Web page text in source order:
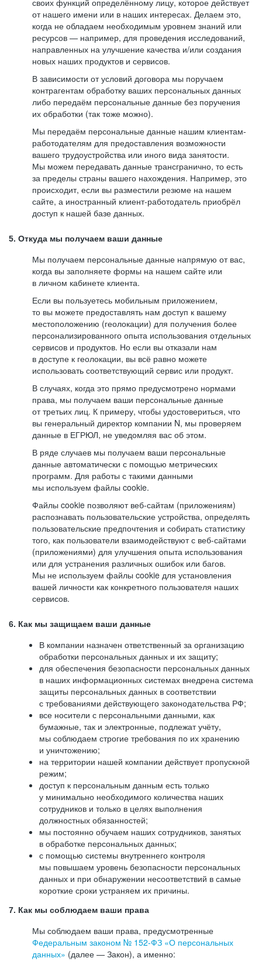
своих функций определённому лицу, которое действует
от нашего имени или в наших интересах. Делаем это,
когда не обладаем необходимым уровнем знаний или
ресурсов — например, для проведения исследований,
направленных на улучшение качества и/или создания
новых наших продуктов и сервисов.
В зависимости от условий договора мы поручаем
контрагентам обработку ваших персональных данных
либо передаём персональные данные без поручения
их обработки (так тоже можно).
Мы передаём персональные данные нашим клиентам-
работодателям для предоставления возможности
вашего трудоустройства или иного вида занятости.
Мы можем передавать данные трансгранично, то есть
за пределы страны вашего нахождения. Например, это
происходит, если вы разместили резюме на нашем
сайте, а иностранный клиент-работодатель приобрёл
доступ к нашей базе данных.
5. Откуда мы получаем ваши данные
Мы получаем персональные данные напрямую от вас,
когда вы заполняете формы на нашем сайте или
в личном кабинете клиента.
Если вы пользуетесь мобильным приложением,
то вы можете предоставлять нам доступ к вашему
местоположению (геолокации) для получения более
персонализированного опыта использования отдельных
сервисов и продуктов. Но если вы отказали нам
в доступе к геолокации, вы всё равно можете
использовать соответствующий сервис или продукт.
В случаях, когда это прямо предусмотрено нормами
права, мы получаем ваши персональные данные
от третьих лиц. К примеру, чтобы удостовериться, что
вы генеральный директор компании N, мы проверяем
данные в ЕГРЮЛ, не уведомляя вас об этом.
В ряде случаев мы получаем ваши персональные
данные автоматически с помощью метрических
программ. Для работы с такими данными
мы используем файлы cookie.
Файлы cookie позволяют веб-сайтам (приложениям)
распознавать пользовательские устройства, определять
пользовательские предпочтения и собирать статистику
того, как пользователи взаимодействуют с веб-сайтами
(приложениями) для улучшения опыта использования
или для устранения различных ошибок или багов.
Мы не используем файлы cookie для установления
вашей личности как конкретного пользователя наших
сервисов.
6. Как мы защищаем ваши данные
В компании назначен ответственный за организацию
обработки персональных данных и их защиту;
для обеспечения безопасности персональных данных
в наших информационных системах внедрена система
защиты персональных данных в соответствии
с требованиями действующего законодательства РФ;
все носители с персональными данными, как
бумажные, так и электронные, подлежат учёту,
мы соблюдаем строгие требования по их хранению
и уничтожению;
на территории нашей компании действует пропускной
режим;
доступ к персональным данным есть только
у минимально необходимого количества наших
сотрудников и только в целях выполнения
должностных обязанностей;
мы постоянно обучаем наших сотрудников, занятых
в обработке персональных данных;
с помощью системы внутреннего контроля
мы повышаем уровень безопасности персональных
данных и при обнаружении несоответствий в самые
короткие сроки устраняем их причины.
7. Как мы соблюдаем ваши права
Мы соблюдаем ваши права, предусмотренные
Федеральным законом № 152-ФЗ «О персональных
данных» (далее — Закон), а именно: